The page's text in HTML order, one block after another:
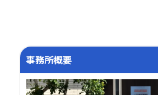
事務所概要